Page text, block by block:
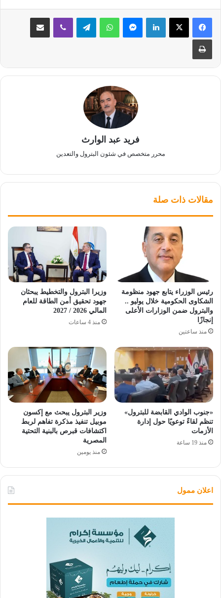
لينكدإن ماسنجر واتساب تيلقرام ڤايبر مشاركة عبر البريد
طباعة
فريد عبد الوارث
محرر متخصص في شئون البترول والتعدين
مقالات ذات صلة
رئيس الوزراء يتابع جهود منظومة
الشكاوى الحكومية خلال يوليو ..
والبترول ضمن الوزارات الأعلى
إنجازًا
منذ ساعتين
وزيرا البترول والتخطيط يبحثان
جهود تحقيق أمن الطاقة للعام
المالي 2026 / 2027
منذ 4 ساعات
«جنوب الوادي القابضة للبترول»
تنظم لقاءً توعويًا حول إدارة
الأزمات
منذ 19 ساعة
وزير البترول يبحث مع إكسون
موبيل تنفيذ مذكرة تفاهم لربط
اكتشافات قبرص بالبنية التحتية
المصرية
منذ يومين
اعلان ممول